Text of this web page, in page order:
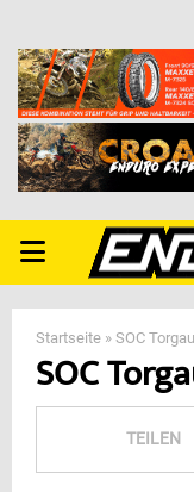
PRIMARY
MENU
Startseite » SOC
SOC
TEILEN